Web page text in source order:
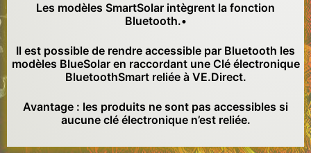
Les modèles SmartSolar intègrent la fonction
Bluetooth.•
Il est possible de rendre accessible par Bluetooth les
modèles BlueSolar en raccordant une Clé électronique
BluetoothSmart reliée à VE.Direct.
Avantage : les produits ne sont pas accessibles si
aucune clé électronique n’est reliée.